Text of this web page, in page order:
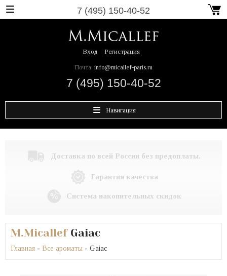
7 (495) 150-40-52
Вход Регистрация
Почта: info@micallef-paris.ru
7 (495) 150-40-52
Навигация
Доставка по всей России без предоплаты.
Гарантия качества
Система накопительных скидок
M.MicallefGaiac
Главная - Все ароматы - Gaiac